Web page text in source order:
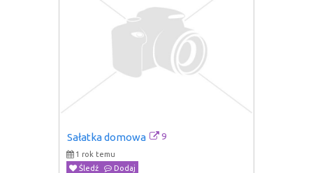
Sałatka domowa 9
1 rok temu
Śledź
Dodaj